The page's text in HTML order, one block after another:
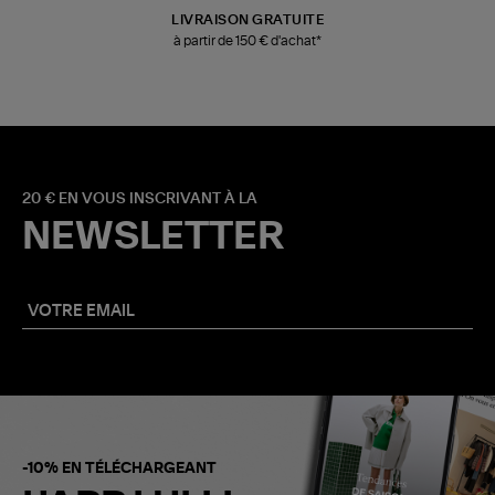
LIVRAISON GRATUITE
à partir de 150 € d'achat*
20 € EN VOUS INSCRIVANT À LA
NEWSLETTER
-10% EN TÉLÉCHARGEANT